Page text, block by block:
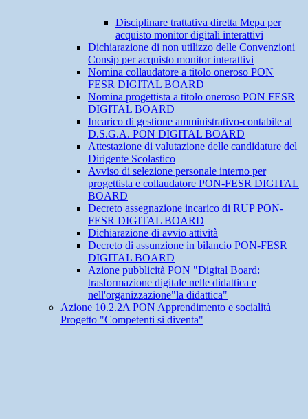
Disciplinare trattativa diretta Mepa per
acquisto monitor digitali interattivi
Dichiarazione di non utilizzo delle Convenzioni
Consip per acquisto monitor interattivi
Nomina collaudatore a titolo oneroso PON
FESR DIGITAL BOARD
Nomina progettista a titolo oneroso PON FESR
DIGITAL BOARD
Incarico di gestione amministrativo-contabile al
D.S.G.A. PON DIGITAL BOARD
Attestazione di valutazione delle candidature del
Dirigente Scolastico
Avviso di selezione personale interno per
progettista e collaudatore PON-FESR DIGITAL
BOARD
Decreto assegnazione incarico di RUP PON-
FESR DIGITAL BOARD
Dichiarazione di avvio attività
Decreto di assunzione in bilancio PON-FESR
DIGITAL BOARD
Azione pubblicità PON "Digital Board:
trasformazione digitale nelle didattica e
nell'organizzazione"la didattica"
Azione 10.2.2A PON Apprendimento e socialità
Progetto "Competenti si diventa"